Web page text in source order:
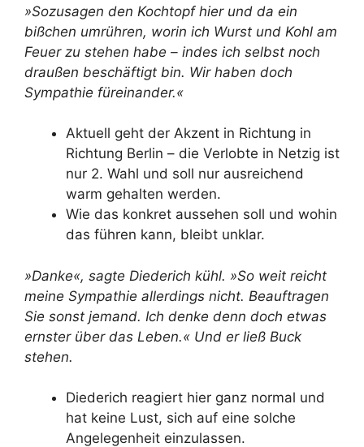
»Sozusagen den Kochtopf hier und da ein
bißchen umrühren, worin ich Wurst und Kohl am
Feuer zu stehen habe – indes ich selbst noch
draußen beschäftigt bin. Wir haben doch
Sympathie füreinander.«
Aktuell geht der Akzent in Richtung in
Richtung Berlin – die Verlobte in Netzig ist
nur 2. Wahl und soll nur ausreichend
warm gehalten werden.
Wie das konkret aussehen soll und wohin
das führen kann, bleibt unklar.
»Danke«, sagte Diederich kühl. »So weit reicht
meine Sympathie allerdings nicht. Beauftragen
Sie sonst jemand. Ich denke denn doch etwas
ernster über das Leben.« Und er ließ Buck
stehen.
Diederich reagiert hier ganz normal und
hat keine Lust, sich auf eine solche
Angelegenheit einzulassen.